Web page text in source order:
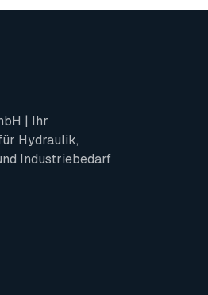
| Ihr
Hydraulik,
Industriebedarf